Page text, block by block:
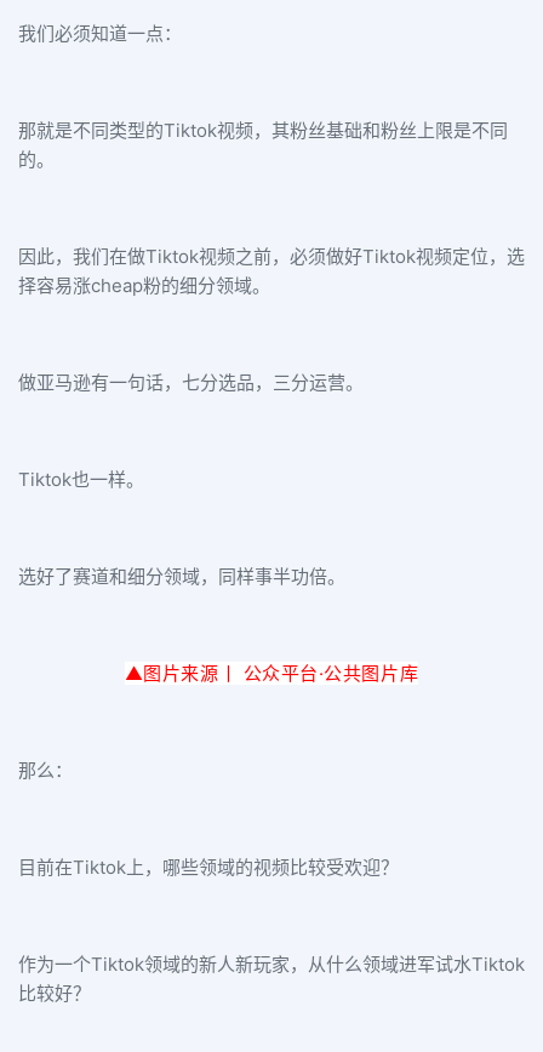
我们必须知道一点：
那就是不同类型的Tiktok视频，其粉丝基础和粉丝上限是不同
的。
因此，我们在做Tiktok视频之前，必须做好Tiktok视频定位，选
择容易涨cheap粉的细分领域。
做亚马逊有一句话，七分选品，三分运营。
Tiktok也一样。
选好了赛道和细分领域，同样事半功倍。
▲图片来源丨 公众平台·公共图片库
那么：
目前在Tiktok上，哪些领域的视频比较受欢迎？
作为一个Tiktok领域的新人新玩家，从什么领域进军试水Tiktok
比较好？